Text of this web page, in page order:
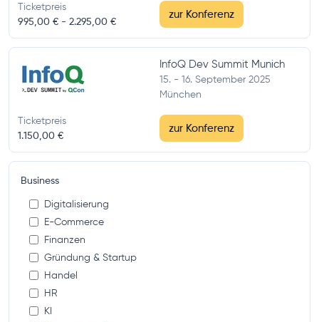
Business
Digitalisierung
E-Commerce
Finanzen
Gründung & Startup
Handel
HR
KI
Ticketpreis
995,00 € - 2.295,00 €
zur Konferenz
InfoQ Dev Summit Munich
15. - 16. September 2025
München
Ticketpreis
1.150,00 €
zur Konferenz